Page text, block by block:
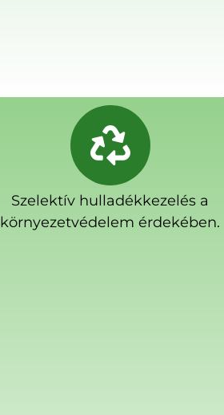
Szelektív hulladékkezelés a
környezetvédelem érdekében.